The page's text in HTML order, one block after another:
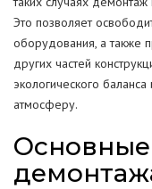
Это позволяет
оборудования, а также
других частей
экологического
атмосферу.